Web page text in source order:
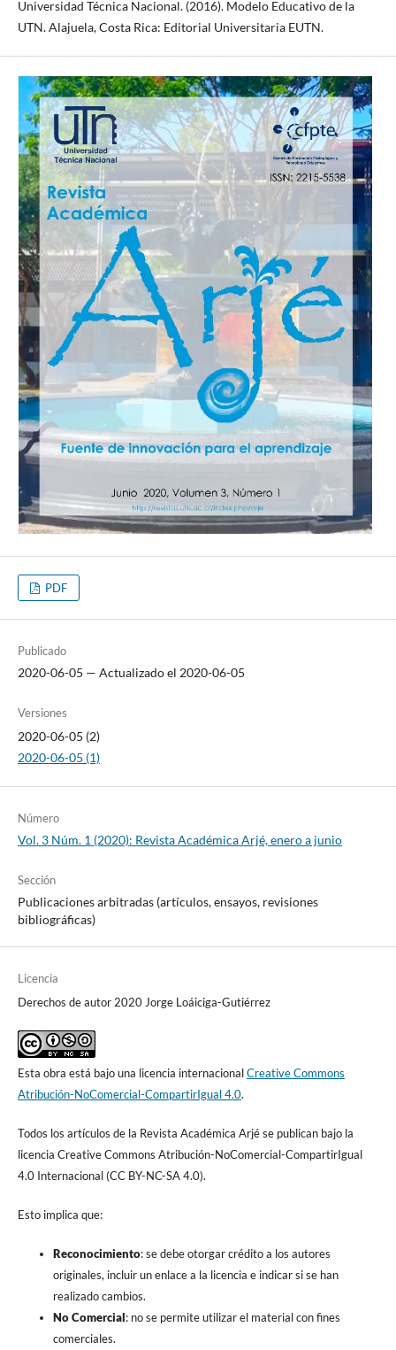
Universidad Técnica Nacional. (2016). Modelo Educativo de la
UTN. Alajuela, Costa Rica: Editorial Universitaria EUTN.
PDF
Publicado
2020-06-05 — Actualizado el 2020-06-05
Versiones
2020-06-05 (2)
2020-06-05 (1)
Número
Vol. 3 Núm. 1 (2020): Revista Académica Arjé, enero a junio
Sección
Publicaciones arbitradas (artículos, ensayos, revisiones
bibliográficas)
Licencia
Derechos de autor 2020 Jorge Loáiciga-Gutiérrez
Esta obra está bajo una licencia internacionalCreative Commons
Atribución-NoComercial-CompartirIgual 4.0.
Todos los artículos de la Revista Académica Arjé se publican bajo la
licencia Creative Commons Atribución-NoComercial-CompartirIgual
4.0 Internacional (CC BY-NC-SA 4.0).
Esto implica que:
Reconocimiento: se debe otorgar crédito a los autores
originales, incluir un enlace a la licencia e indicar si se han
realizado cambios.
No Comercial: no se permite utilizar el material con fines
comerciales.